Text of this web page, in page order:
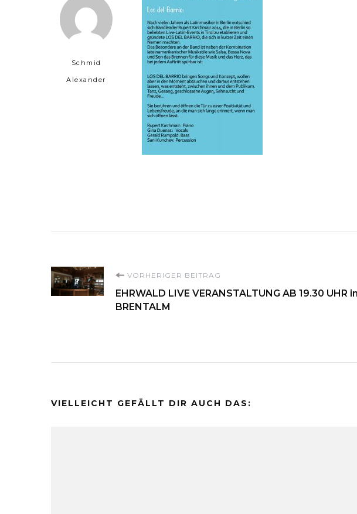
Schmid
Alexander
Beitragsnavigation
VORHERIGER BEITRAG
EHRWALD LIVE VERANSTALTUNG AB 19.30 UHR
BRENTALM
VIELLEICHT GEFÄLLT DIR AUCH DAS: